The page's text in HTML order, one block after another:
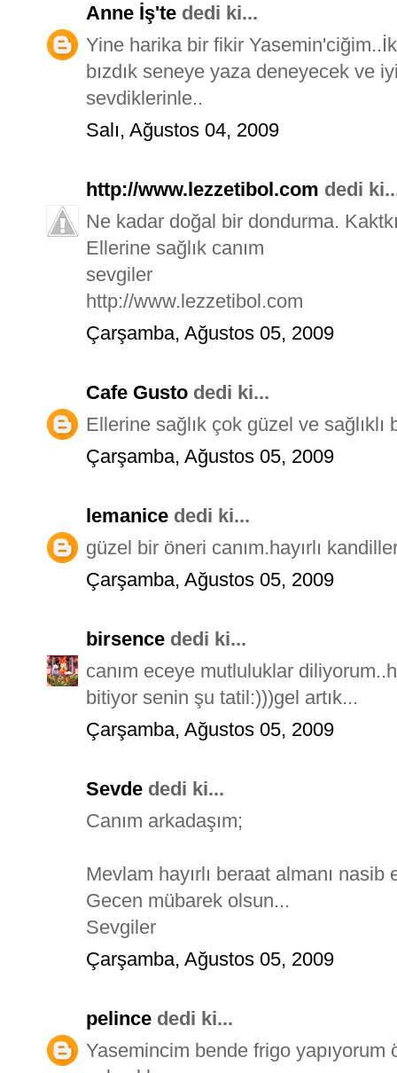
Anne İş'te dedi ki...
Yine harika bir fikir
bızdık seneye yaza deneyecek ve
sevdiklerinle..
Salı, Ağustos 04, 2009
http://www.lezzetibol.com dedi
Ne kadar doğal bir dondurma.
Ellerine sağlık canım
sevgiler
http://www.lezzetibol.com
Çarşamba, Ağustos 05, 2009
Cafe Gusto dedi ki...
Ellerine sağlık çok güzel ve
Çarşamba, Ağustos 05, 2009
lemanice dedi ki...
güzel bir öneri canım.hayırlı
Çarşamba, Ağustos 05, 2009
birsence dedi ki...
canım eceye mutluluklar
bitiyor senin şu tatil:)))gel artık...
Çarşamba, Ağustos 05, 2009
Sevde dedi ki...
Canım arkadaşım;
Mevlam hayırlı beraat almanı
Gecen mübarek olsun...
Sevgiler
Çarşamba, Ağustos 05, 2009
pelince dedi ki...
Yasemincim bende frigo